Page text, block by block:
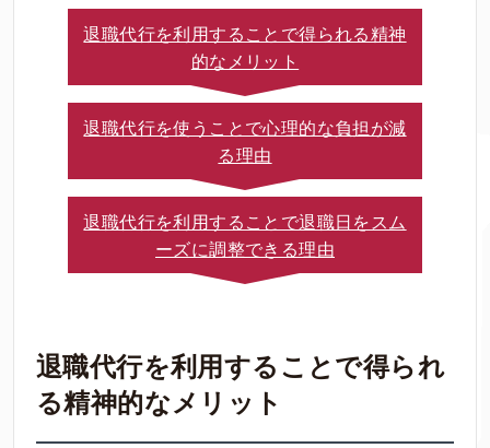
退職代行を利用することで得られる精神
的なメリット
退職代行を使うことで心理的な負担が減
る理由
退職代行を利用することで退職日をスム
ーズに調整できる理由
退職代行を利用することで得られ
る精神的なメリット